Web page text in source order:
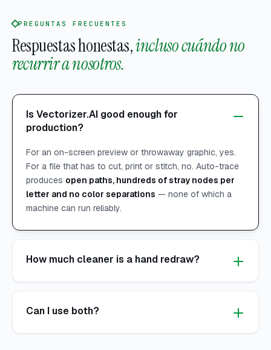
PREGUNTAS FRECUENTES
Respuestas honestas,incluso cuándo no
recurrir a nosotros.
Is Vectorizer.AI good enough for
production?
For an on-screen preview or throwaway graphic, yes.
For a file that has to cut, print or stitch, no. Auto-trace
produces open paths, hundreds of stray nodes per
letter and no color separations — none of which a
machine can run reliably.
How much cleaner is a hand redraw?
Can I use both?